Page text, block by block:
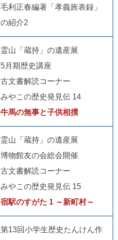
毛利正春編著「孝義旌表録」
の紹介2
霊山「蔵持」の遺産展
5月期歴史講座
古文書解読コーナー
みやこの歴史発見伝 14
牛馬の無事と子供相撲
霊山「蔵持」の遺産展
博物館友の会総会開催
古文書解読コーナー
みやこの歴史発見伝 15
宿駅のすがた 1 ～新町村～
第13回小学生歴史たんけん作